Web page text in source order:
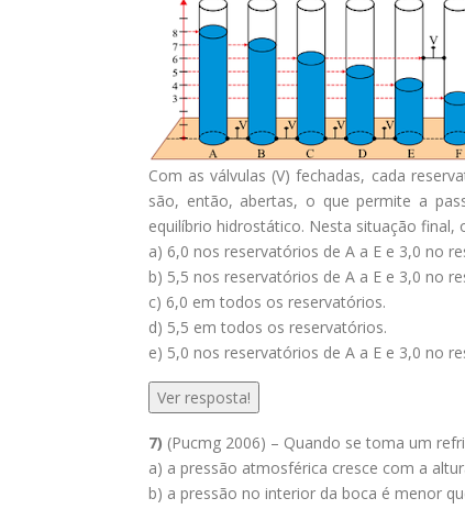
Com as válvulas (V) fechadas, cada
são, então, abertas, o que permite a
equilíbrio hidrostático. Nesta situação final,
a) 6,0 nos reservatórios de A a E e 3,0 no
b) 5,5 nos reservatórios de A a E e 3,0 no
c) 6,0 em todos os reservatórios.
d) 5,5 em todos os reservatórios.
e) 5,0 nos reservatórios de A a E e 3,0 no
Ver resposta!
7) (Pucmg 2006) – Quando se toma um
a) a pressão atmosférica cresce com a
b) a pressão no interior da boca é menor